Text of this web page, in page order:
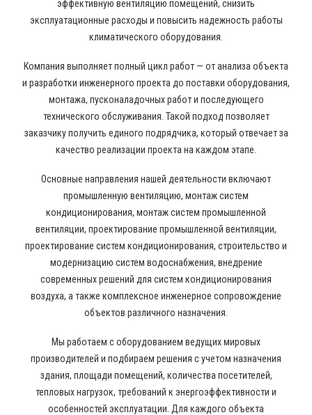
эффективную вентиляцию помещений, снизить
эксплуатационные расходы и повысить надежность работы
климатического оборудования.
Компания выполняет полный цикл работ — от анализа объекта
и разработки инженерного проекта до поставки оборудования,
монтажа, пусконаладочных работ и последующего
технического обслуживания. Такой подход позволяет
заказчику получить единого подрядчика, который отвечает за
качество реализации проекта на каждом этапе.
Основные направления нашей деятельности включают
промышленную вентиляцию, монтаж систем
кондиционирования, монтаж систем промышленной
вентиляции, проектирование промышленной вентиляции,
проектирование систем кондиционирования, строительство и
модернизацию систем водоснабжения, внедрение
современных решений для систем кондиционирования
воздуха, а также комплексное инженерное сопровождение
объектов различного назначения.
Мы работаем с оборудованием ведущих мировых
производителей и подбираем решения с учетом назначения
здания, площади помещений, количества посетителей,
тепловых нагрузок, требований к энергоэффективности и
особенностей эксплуатации. Для каждого объекта